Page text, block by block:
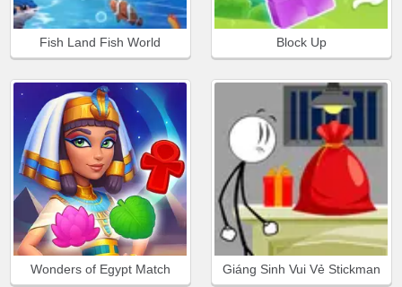
Fish Land Fish World Block Up
Wonders of Egypt Match Giáng Sinh Vui Vẻ Stickman